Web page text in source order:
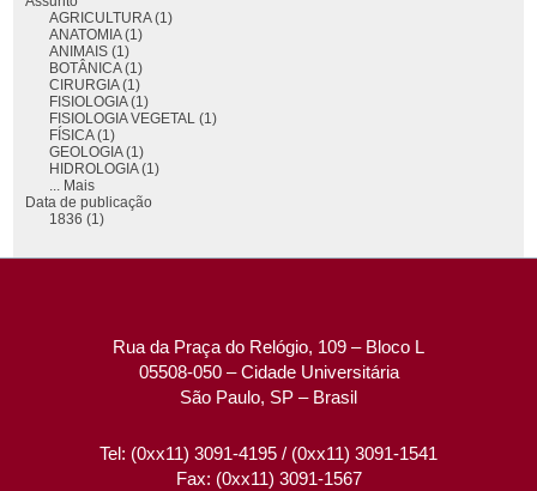
AGRICULTURA (1)
ANATOMIA (1)
ANIMAIS (1)
BOTÂNICA (1)
CIRURGIA (1)
FISIOLOGIA (1)
FISIOLOGIA VEGETAL (1)
FÍSICA (1)
GEOLOGIA (1)
HIDROLOGIA (1)
... Mais
Data de publicação
1836 (1)
Rua da Praça do Relógio, 109 – Bloco L
05508-050 – Cidade Universitária
São Paulo, SP – Brasil
Tel: (0xx11) 3091-4195 / (0xx11) 3091-1541
Fax: (0xx11) 3091-1567